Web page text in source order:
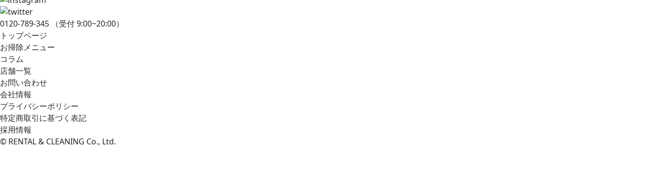
0120-789-345
（受付 9:00~20:00）
トップページ
お掃除メニュー
コラム
店舗一覧
お問い合わせ
会社情報
プライバシーポリシー
特定商取引に基づく表記
採用情報
© RENTAL & CLEANING Co., Ltd.